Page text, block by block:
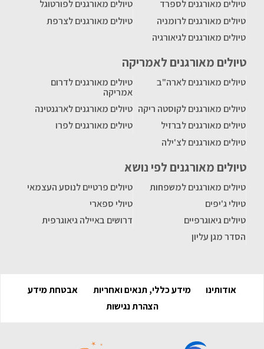
טיולים מאורגנים לספרד
טיולים מאורגנים לפורטוגל
טיולים מאורגנים לרומניה
טיולים מאורגנים לצרפת
טיולים מאורגנים לגיאורגיה
טיולים מאורגנים לאמריקה
טיולים מאורגנים לארה"ב
טיולים מאורגנים לדרום
אמריקה
טיולים מאורגנים לקוסטה ריקה טיולים מאורגנים לארגנטינה
טיולים מאורגנים לברזיל
טיולים מאורגנים לפרו
טיולים מאורגנים לצ'ילה
טיולים מאורגנים לפי נושא
טיולים מאורגנים למשפחות
טיולים פרטיים לנוסע העצמאי
טיולי ג'יפים
טיולי ספארי
טיולים גיאוגרפיים
דרושים באיילה גיאוגרפית
הסדר מגן עליון
אודותינו מידע כללי, תנאים ואחריות
אבטחת מידע
הצהרת נגישות